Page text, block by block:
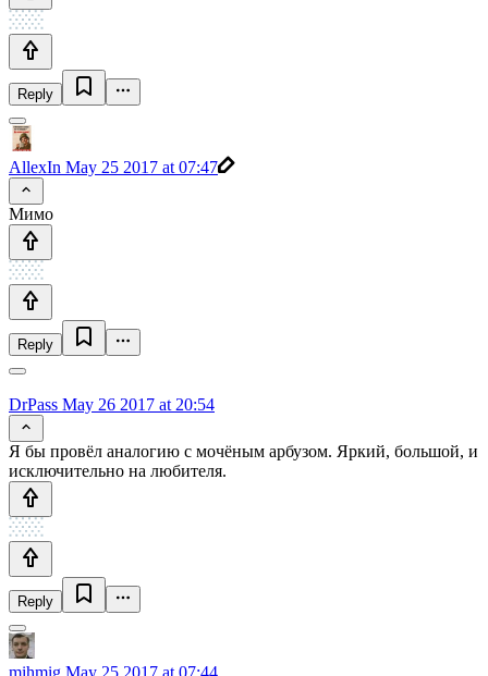
Reply
AllexIn May 25 2017 at 07:47
Мимо
Reply
DrPass May 26 2017 at 20:54
Я бы провёл аналогию с мочёным арбузом. Яркий, большой, и
исключительно на любителя.
Reply
mihmig May 25 2017 at 07:44